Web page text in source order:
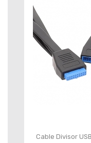
Cable Divisor